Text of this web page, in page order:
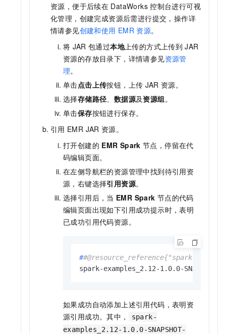
资源，便于后续在 DataWorks 控制台进行可视
化管理，创建完成资源后需进行提交，操作详
情请参见创建和使用 EMR 资源。
将 JAR 包通过本地上传的方式上传到 JAR
资源的存放目录下，详情请参见资源管
理。
单击点击上传按钮，上传 JAR 资源。
选择存储路径 数据源及资源组 。
单击保存按钮进行保存。
引用 EMR JAR 资源。
打开创建的 EMR Spark 节点，停留在代
码编辑页面。
在左侧导航栏的资源管理中找到待引用资
源，右键选择引用资源。
选择引用后，当 EMR Spark 节点的代码
编辑页面出现如下引用成功提示时，表明
已成功引用代码资源。
##@resource_reference{"spark-
spark-examples_2.12-1.0.0-SNAPSHOT-
如果成功自动添加上述引用代码，表明资
源引用成功。其中，
spark-
examples_2.12-1.0.0-SNAPSHOT-